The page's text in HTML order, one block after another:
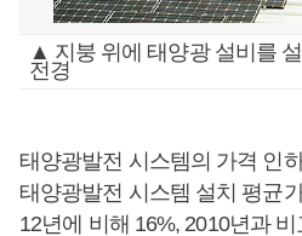
▲ 지붕 위에 태양광 설비를
전경
태양광발전 시스템의 가격 인
태양광발전 시스템 설치 평균
12년에 비해 16%, 2010년과